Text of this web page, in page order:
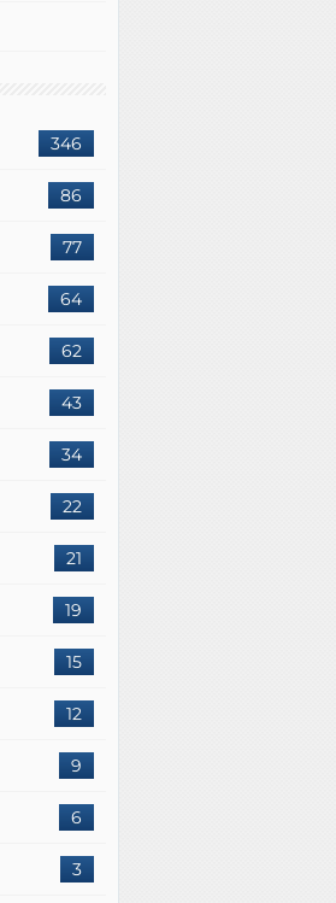
346
86
77
64
62
43
34
22
21
19
15
12
9
6
3